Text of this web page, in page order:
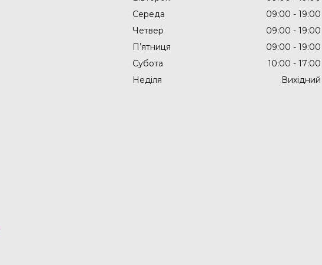
Середа
09:00
19:00
Четвер
09:00
19:00
Пʼятниця
09:00
19:00
Субота
10:00
17:00
Неділя
Вихідний